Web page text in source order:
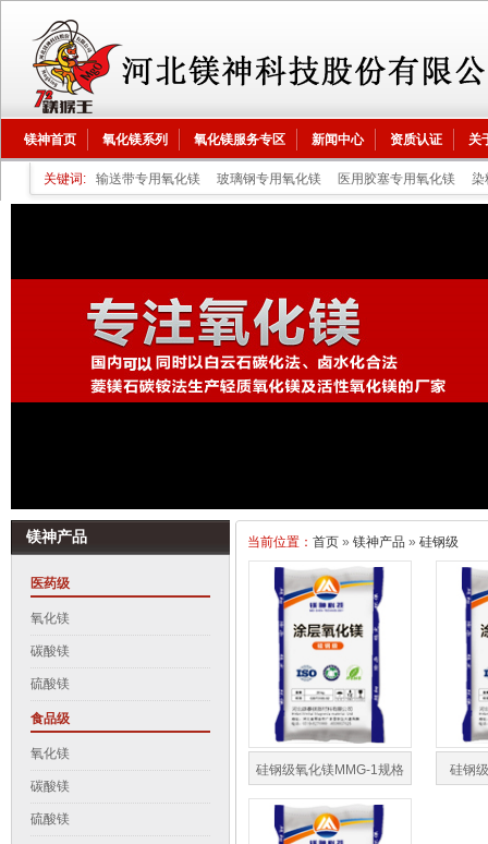
镁神首页 氧化镁系列 氧化镁服务专区 新闻中心 资质认证 关
关键词: 输送带专用氧化镁 玻璃钢专用氧化镁 医用胶塞专用氧化镁 染
镁神产品
医药级
氧化镁
碳酸镁
硫酸镁
食品级
氧化镁
碳酸镁
硫酸镁
当前位置： 首页 » 镁神产品 » 硅钢级
硅钢级氧化镁MMG-1规格 硅钢